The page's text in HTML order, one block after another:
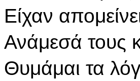
Είχαν
Ανάμεσά τους
Θυμάμαι τα